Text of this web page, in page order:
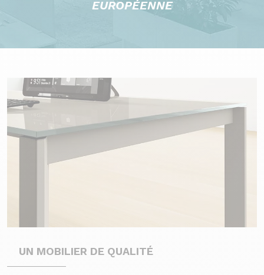
EUROPÉENNE
UN MOBILIER DE QUALITÉ